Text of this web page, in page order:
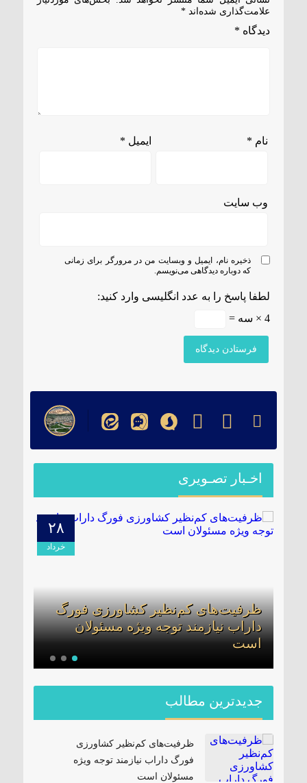
علامت‌گذاری شده‌اند *
دیدگاه *
نام * ایمیل *
وب‌ سایت
ذخیره نام، ایمیل و وبسایت من در مرورگر برای زمانی
که دوباره دیدگاهی می‌نویسم.
لطفا پاسخ را به عدد انگلیسی وارد کنید:
4 × سه =
اخـبار تصـویری
۲۸
خرداد
ظرفیت‌های کم‌نظیر کشاورزی فورگ
داراب نیازمند توجه ویژه مسئولان
است
جدیدترین مطالب
ظرفیت‌های کم‌نظیر کشاورزی
فورگ داراب نیازمند توجه ویژه
مسئولان است